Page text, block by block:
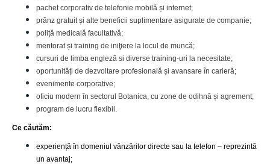
pachet corporativ de telefonie mobilă și internet;
prânz gratuit și alte beneficii suplimentare asigurate de companie;
poliță medicală facultativă;
mentorat și training de iniţiere la locul de muncă;
cursuri de limba engleză si diverse training-uri la necesitate;
oportunități de dezvoltare profesională și avansare în carieră;
evenimente corporative;
oficiu modern în sectorul Botanica, cu zone de odihnă și agrement;
program de lucru flexibil.
Ce căutăm:
experiență în domeniul vânzărilor directe sau la telefon – reprezintă
un avantaj;